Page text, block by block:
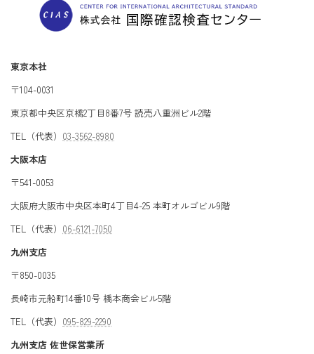
東京本社
〒104-0031
東京都中央区京橋2丁目8番7号 読売八重洲ビル2階
TEL（代表） 03-3562-8980
大阪本店
〒541-0053
大阪府大阪市中央区本町4丁目4-25 本町オルゴビル9階
TEL（代表） 06-6121-7050
九州支店
〒850-0035
長崎市元船町14番10号 橋本商会ビル5階
TEL（代表） 095-829-2290
九州支店 佐世保営業所